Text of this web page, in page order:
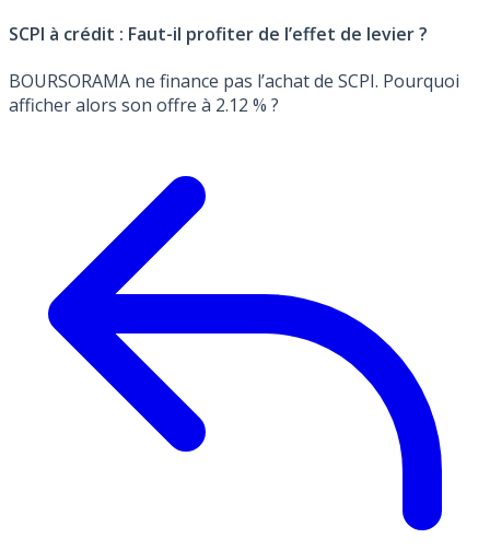
SCPI à crédit : Faut-il profiter de l’effet de levier ?
BOURSORAMA ne finance pas l’achat de SCPI. Pourquoi
afficher alors son offre à 2.12 % ?